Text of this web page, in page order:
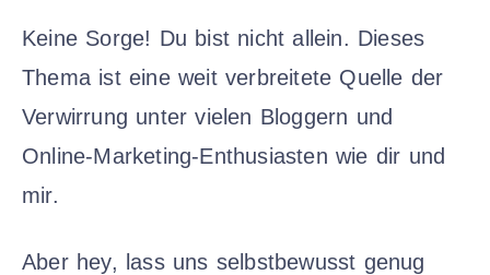
Keine Sorge! Du bist nicht allein. Dieses
Thema ist eine weit verbreitete Quelle der
Verwirrung unter vielen Bloggern und
Online-Marketing-Enthusiasten wie dir und
mir.
Aber hey, lass uns selbstbewusst genug